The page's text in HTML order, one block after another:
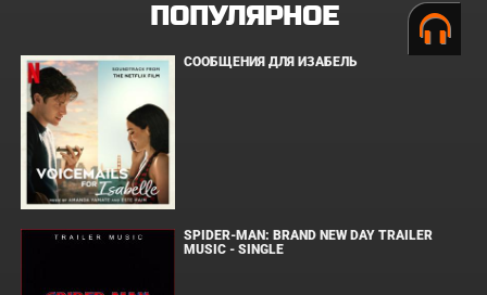
ПОПУЛЯРНОЕ
СООБЩЕНИЯ ДЛЯ ИЗАБЕЛЬ
SPIDER-MAN: BRAND NEW DAY TRAILER
MUSIC - SINGLE